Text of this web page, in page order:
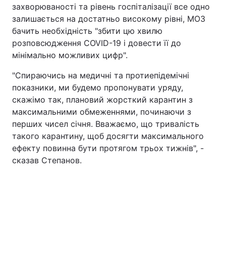
захворюваності та рівень госпіталізації все одно
залишається на достатньо високому рівні, МОЗ
бачить необхідність "збити цю хвилю
розповсюдження COVID-19 і довести її до
мінімально можливих цифр".
"Спираючись на медичні та протиепідемічні
показники, ми будемо пропонувати уряду,
скажімо так, плановий жорсткий карантин з
максимальними обмеженнями, починаючи з
перших чисел січня. Вважаємо, що тривалість
такого карантину, щоб досягти максимального
ефекту повинна бути протягом трьох тижнів", -
сказав Степанов.